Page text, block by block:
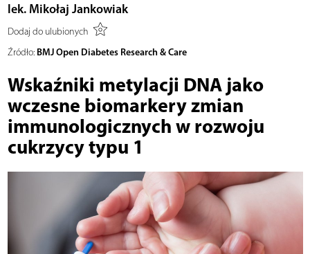
lek. Mikołaj Jankowiak
Dodaj do ulubionych
Źródło: BMJ Open Diabetes Research & Care
Wskaźniki metylacji DNA jako
wczesne biomarkery zmian
immunologicznych w rozwoju
cukrzycy typu 1